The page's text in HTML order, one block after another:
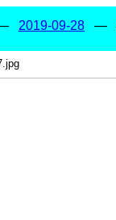
2019-09-28 —